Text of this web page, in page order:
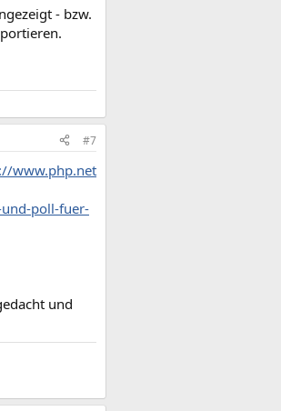
- bzw.
#7
www.php.net
poll-fuer-
und